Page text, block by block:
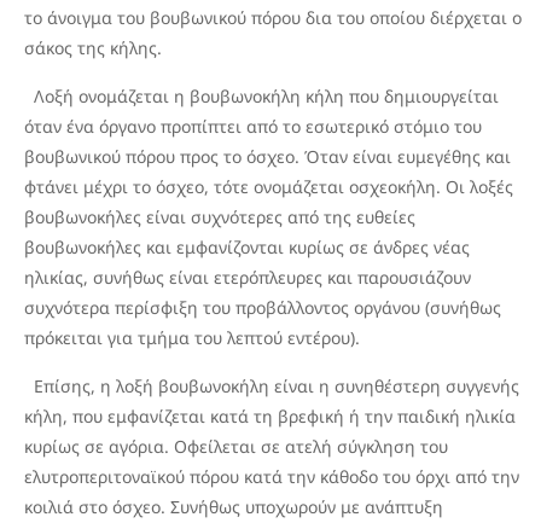
το άνοιγμα του βουβωνικού πόρου δια του οποίου διέρχεται ο
σάκος της κήλης.
Λοξή ονομάζεται η βουβωνοκήλη κήλη που δημιουργείται
όταν ένα όργανο προπίπτει από το εσωτερικό στόμιο του
βουβωνικού πόρου προς το όσχεο. Όταν είναι ευμεγέθης και
φτάνει μέχρι το όσχεο, τότε ονομάζεται οσχεοκήλη. Οι λοξές
βουβωνοκήλες είναι συχνότερες από της ευθείες
βουβωνοκήλες και εμφανίζονται κυρίως σε άνδρες νέας
ηλικίας, συνήθως είναι ετερόπλευρες και παρουσιάζουν
συχνότερα περίσφιξη του προβάλλοντος οργάνου (συνήθως
πρόκειται για τμήμα του λεπτού εντέρου).
Επίσης, η λοξή βουβωνοκήλη είναι η συνηθέστερη συγγενής
κήλη, που εμφανίζεται κατά τη βρεφική ή την παιδική ηλικία
κυρίως σε αγόρια. Οφείλεται σε ατελή σύγκληση του
ελυτροπεριτοναϊκού πόρου κατά την κάθοδο του όρχι από την
κοιλιά στο όσχεο. Συνήθως υποχωρούν με ανάπτυξη